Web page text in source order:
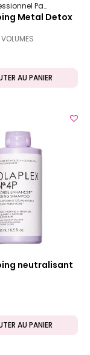
L’Oréal Professionnel Paris
Metal Detox
AU PANIER
neutralisant
AU PANIER